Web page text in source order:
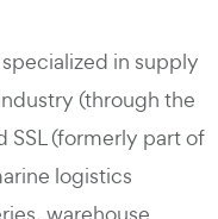
in supply
(through the
SSL (formerly part of
logistics